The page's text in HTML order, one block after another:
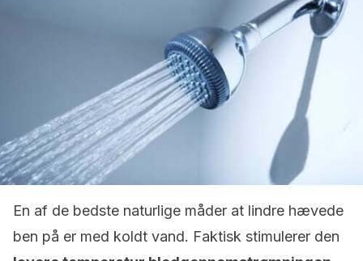
En af de bedste naturlige måder at lindre hævede
ben på er med koldt vand. Faktisk stimulerer den